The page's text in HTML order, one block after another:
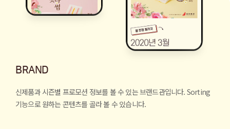
BRAND
신제품과 시즌별 프로모션 정보를 볼 수 있는 브랜드관입니다. Sorting
기능으로 원하는 콘텐츠를 골라 볼 수 있습니다.